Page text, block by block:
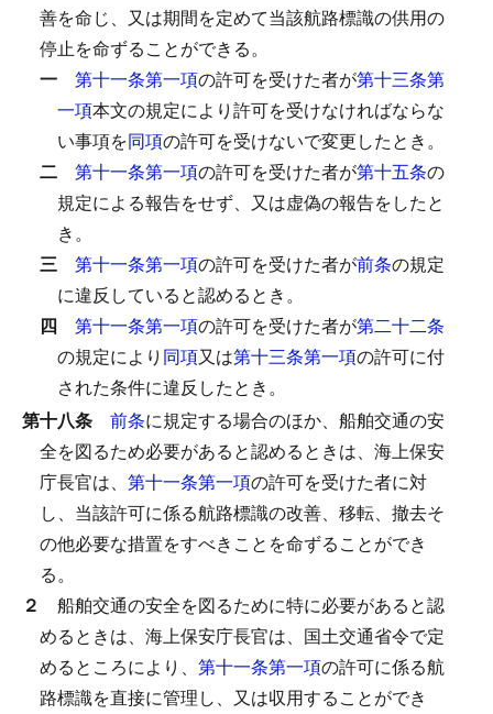
善を命じ、又は期間を定めて当該航路標識の供用の
停止を命ずることができる。
一 第十一条第一項の許可を受けた者が第十三条第
一項本文の規定により許可を受けなければならな
い事項を同項の許可を受けないで変更したとき。
二 第十一条第一項の許可を受けた者が第十五条の
規定による報告をせず、又は虚偽の報告をしたと
き。
三 第十一条第一項の許可を受けた者が前条の規定
に違反していると認めるとき。
四 第十一条第一項の許可を受けた者が第二十二条
の規定により 同項又は第十三条第一項の許可に付
された条件に違反したとき。
第十八条 前条に規定する場合のほか、船舶交通の安
全を図るため必要があると認めるときは、海上保安
庁長官は、 第十一条第一項の許可を受けた者に対
し、当該許可に係る航路標識の改善、移転、撤去そ
の他必要な措置をすべきことを命ずることができ
る。
２ 船舶交通の安全を図るために特に必要があると認
めるときは、海上保安庁長官は、国土交通省令で定
めるところにより、 第十一条第一項の許可に係る航
路標識を直接に管理し、又は収用することができ